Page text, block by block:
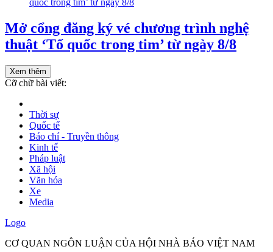
Mở cổng đăng ký vé chương trình nghệ
thuật ‘Tổ quốc trong tim’ từ ngày 8/8
Xem thêm
Cỡ chữ bài viết:
Thời sự
Quốc tế
Báo chí - Truyền thông
Kinh tế
Pháp luật
Xã hội
Văn hóa
Xe
Media
Logo
CƠ QUAN NGÔN LUẬN CỦA HỘI NHÀ BÁO VIỆT NAM